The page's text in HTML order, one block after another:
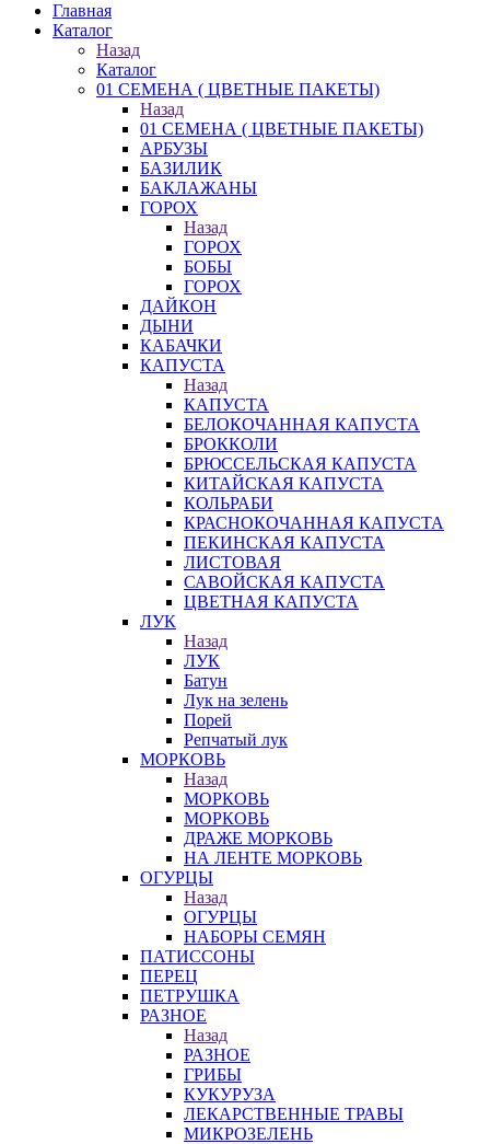
Главная
Каталог
Назад
Каталог
01 СЕМЕНА ( ЦВЕТНЫЕ ПАКЕТЫ)
Назад
01 СЕМЕНА ( ЦВЕТНЫЕ ПАКЕТЫ)
АРБУЗЫ
БАЗИЛИК
БАКЛАЖАНЫ
ГОРОХ
Назад
ГОРОХ
БОБЫ
ГОРОХ
ДАЙКОН
ДЫНИ
КАБАЧКИ
КАПУСТА
Назад
КАПУСТА
БЕЛОКОЧАННАЯ КАПУСТА
БРОККОЛИ
БРЮССЕЛЬСКАЯ КАПУСТА
КИТАЙСКАЯ КАПУСТА
КОЛЬРАБИ
КРАСНОКОЧАННАЯ КАПУСТА
ПЕКИНСКАЯ КАПУСТА
ЛИСТОВАЯ
САВОЙСКАЯ КАПУСТА
ЦВЕТНАЯ КАПУСТА
ЛУК
Назад
ЛУК
Батун
Лук на зелень
Порей
Репчатый лук
МОРКОВЬ
Назад
МОРКОВЬ
МОРКОВЬ
ДРАЖЕ МОРКОВЬ
НА ЛЕНТЕ МОРКОВЬ
ОГУРЦЫ
Назад
ОГУРЦЫ
НАБОРЫ СЕМЯН
ПАТИССОНЫ
ПЕРЕЦ
ПЕТРУШКА
РАЗНОЕ
Назад
РАЗНОЕ
ГРИБЫ
КУКУРУЗА
ЛЕКАРСТВЕННЫЕ ТРАВЫ
МИКРОЗЕЛЕНЬ